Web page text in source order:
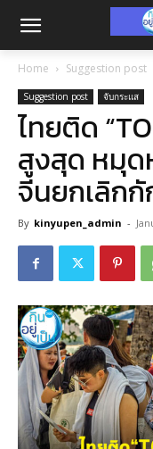
Home Suggestion post
Suggestion post จับกระแส
ไทยติด
สูงสุด หมุด
จีนยกเลิก
By kinyupen_admin -